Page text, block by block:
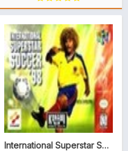
International Superstar Soccer ’98